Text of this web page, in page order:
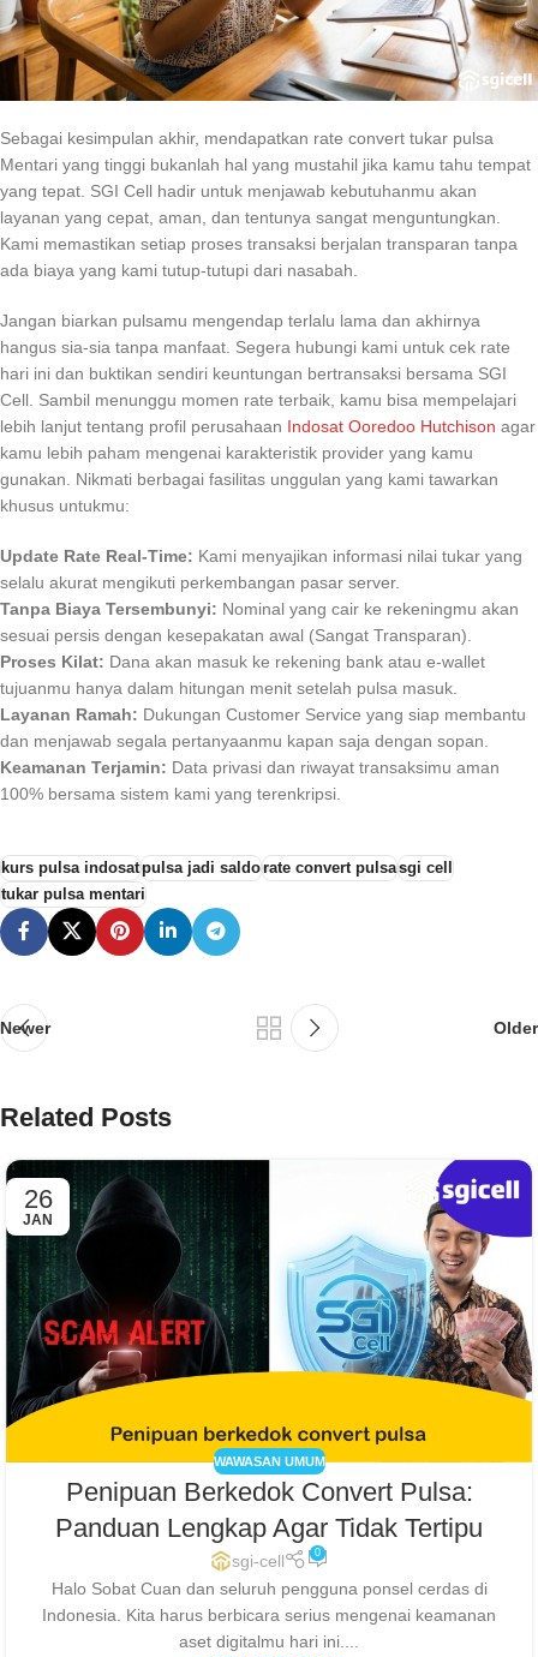
Sebagai kesimpulan akhir, mendapatkan rate convert tukar pulsa
Mentari yang tinggi bukanlah hal yang mustahil jika kamu tahu tempat
yang tepat. SGI Cell hadir untuk menjawab kebutuhanmu akan
layanan yang cepat, aman, dan tentunya sangat menguntungkan.
Kami memastikan setiap proses transaksi berjalan transparan tanpa
ada biaya yang kami tutup-tutupi dari nasabah.
Jangan biarkan pulsamu mengendap terlalu lama dan akhirnya
hangus sia-sia tanpa manfaat. Segera hubungi kami untuk cek rate
hari ini dan buktikan sendiri keuntungan bertransaksi bersama SGI
Cell. Sambil menunggu momen rate terbaik, kamu bisa mempelajari
lebih lanjut tentang profil perusahaan Indosat Ooredoo Hutchison agar
kamu lebih paham mengenai karakteristik provider yang kamu
gunakan. Nikmati berbagai fasilitas unggulan yang kami tawarkan
khusus untukmu:
Update Rate Real-Time: Kami menyajikan informasi nilai tukar yang
selalu akurat mengikuti perkembangan pasar server.
Tanpa Biaya Tersembunyi: Nominal yang cair ke rekeningmu akan
sesuai persis dengan kesepakatan awal (Sangat Transparan).
Proses Kilat: Dana akan masuk ke rekening bank atau e-wallet
tujuanmu hanya dalam hitungan menit setelah pulsa masuk.
Layanan Ramah: Dukungan Customer Service yang siap membantu
dan menjawab segala pertanyaanmu kapan saja dengan sopan.
Keamanan Terjamin: Data privasi dan riwayat transaksimu aman
100% bersama sistem kami yang terenkripsi.
kurs pulsa indosatpulsa jadi saldorate convert pulsasgi cell
tukar pulsa mentari
Newer Older
Related Posts
26
JAN
WAWASAN UMUM
Penipuan Berkedok Convert Pulsa:
Panduan Lengkap Agar Tidak Tertipu
sgi-cell 0
Halo Sobat Cuan dan seluruh pengguna ponsel cerdas di
Indonesia. Kita harus berbicara serius mengenai keamanan
aset digitalmu hari ini....